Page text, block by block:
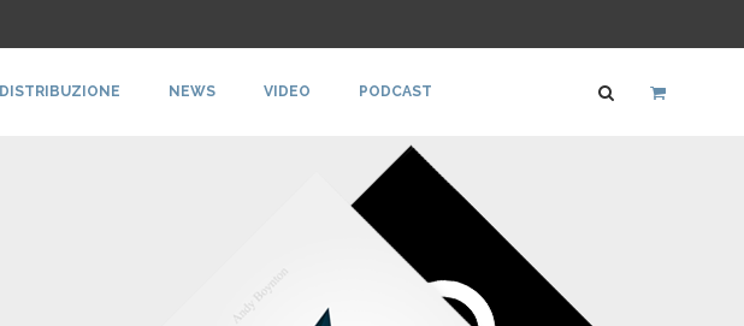
DISTRIBUZIONE NEWS VIDEO PODCAST